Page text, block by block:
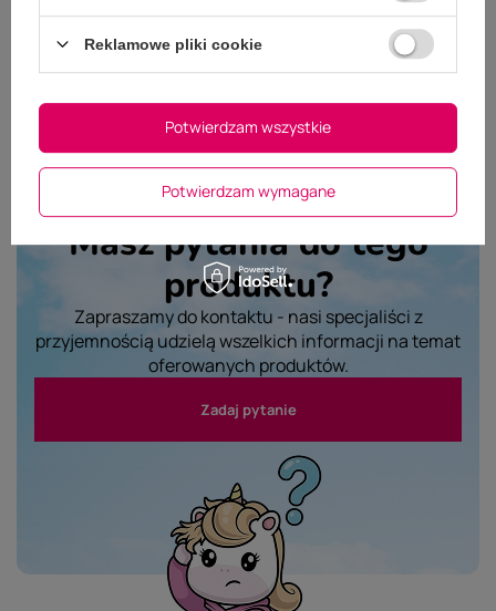
Wyślij opinię
Masz pytania do tego
produktu?
Zapraszamy do kontaktu - nasi specjaliści z
przyjemnością udzielą wszelkich informacji na temat
oferowanych produktów.
Zadaj pytanie
Reklamowe pliki cookie
Potwierdzam wymagane
Potwierdzam wszystkie